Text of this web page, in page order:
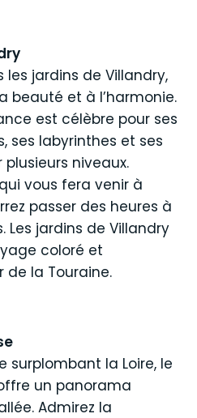
jardins de Villandry,
beauté et à l’harmonie.
est célèbre pour ses
ses labyrinthes et ses
niveaux.
vous fera venir à
passer des heures à
Les jardins de Villandry
coloré et
la Touraine.
surplombant la Loire, le
un panorama
Admirez la